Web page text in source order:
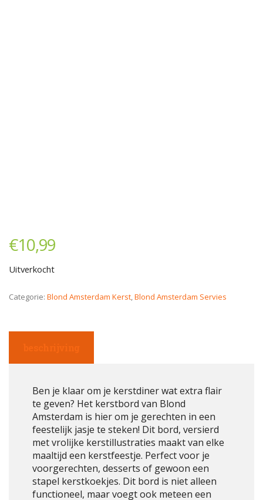
€10,99
Uitverkocht
Categorie: Blond Amsterdam Kerst,Blond Amsterdam Servies
Ben je klaar om je kerstdiner wat extra flair
te geven? Het kerstbord van Blond
Amsterdam is hier om je gerechten in een
feestelijk jasje te steken! Dit bord, versierd
met vrolijke kerstillustraties maakt van elke
maaltijd een kerstfeestje. Perfect voor je
voorgerechten, desserts of gewoon een
stapel kerstkoekjes. Dit bord is niet alleen
functioneel, maar voegt ook meteen een